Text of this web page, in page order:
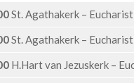
St. Agathakerk – Eucharistieviering –
St. Agathakerk – Eucharistieviering –
H.Hart van Jezuskerk –